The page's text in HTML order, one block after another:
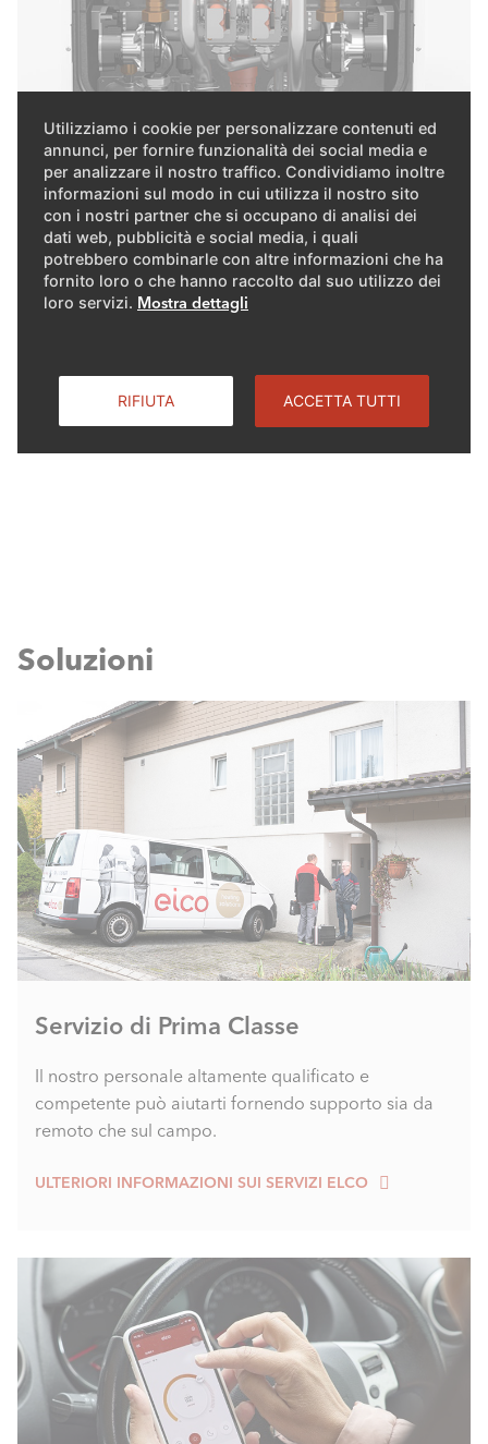
Utilizziamo i cookie per personalizzare contenuti ed
annunci, per fornire funzionalità dei social media e
per analizzare il nostro traffico. Condividiamo inoltre
informazioni sul modo in cui utilizza il nostro sito
con i nostri partner che si occupano di analisi dei
dati web, pubblicità e social media, i quali
potrebbero combinarle con altre informazioni che ha
fornito loro o che hanno raccolto dal suo utilizzo dei
loro servizi. Mostra dettagli
RIFIUTA ACCETTA TUTTI
Integrando i componenti principali nella caldaia, come la
pompa e le valvole di non ritorno, i tempi di
installazione, i costi e lo spazio richiesto sono tutti
notevolmente ridotti. Grazie alla nuova HMI (Human
semplici. Con la nostra soluzione a zaino, le caldaie
singole sono già dotate di collettore a bassa perdita di
Soluzioni
Servizio di Prima Classe
Il nostro personale altamente qualificato e
competente può aiutarti fornendo supporto sia da
remoto che sul campo.
ULTERIORI INFORMAZIONI SUI SERVIZI ELCO